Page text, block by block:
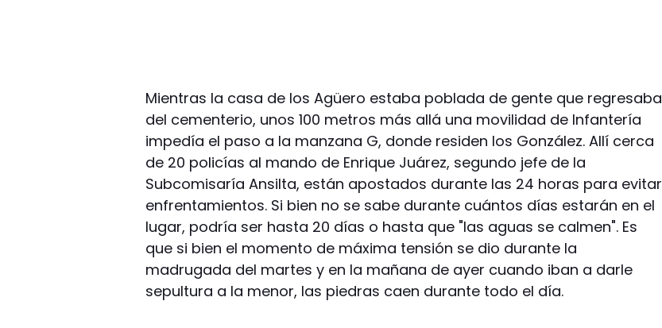
Mientras la casa de los Agüero estaba poblada de gente que regresaba
del cementerio, unos 100 metros más allá una movilidad de Infantería
impedía el paso a la manzana G, donde residen los González. Allí cerca
de 20 policías al mando de Enrique Juárez, segundo jefe de la
Subcomisaría Ansilta, están apostados durante las 24 horas para evitar
enfrentamientos. Si bien no se sabe durante cuántos días estarán en el
lugar, podría ser hasta 20 días o hasta que "las aguas se calmen". Es
que si bien el momento de máxima tensión se dio durante la
madrugada del martes y en la mañana de ayer cuando iban a darle
sepultura a la menor, las piedras caen durante todo el día.